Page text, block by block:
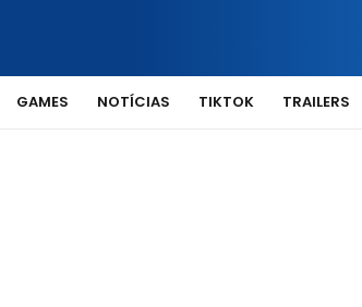
GAMES NOTÍCIAS TIKTOK TRAILERS